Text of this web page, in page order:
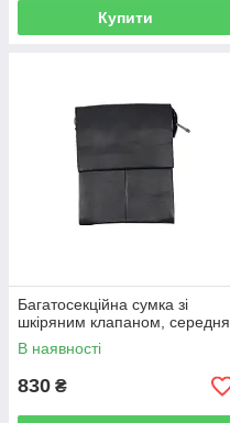
Купити
Багатосекційна сумка зі
шкіряним клапаном, середня
В наявності
830 ₴